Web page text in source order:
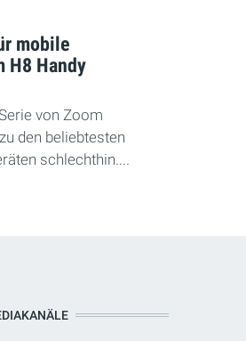
mobile
H8 Handy
von Zoom
den beliebtesten
schlechthin....